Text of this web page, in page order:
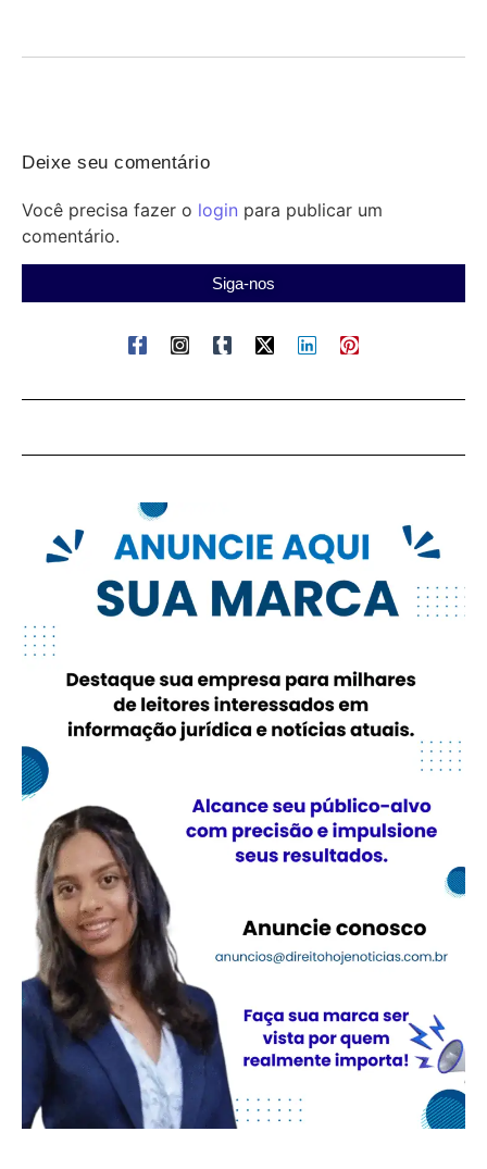
Deixe seu comentário
Você precisa fazer o login para publicar um
comentário.
Siga-nos